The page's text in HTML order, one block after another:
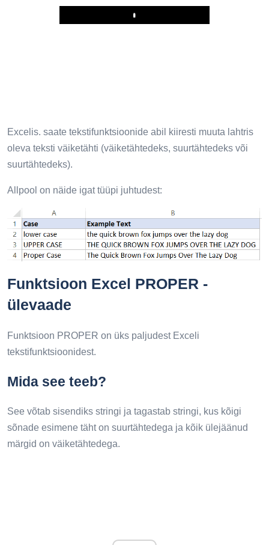
Play
Excelis. saate tekstifunktsioonide abil kiiresti muuta lahtris
oleva teksti väiketähti (väiketähtedeks, suurtähtedeks või
suurtähtedeks).
Allpool on näide igat tüüpi juhtudest:
Funktsioon Excel PROPER -
ülevaade
Funktsioon PROPER on üks paljudest Exceli
tekstifunktsioonidest.
Mida see teeb?
See võtab sisendiks stringi ja tagastab stringi, kus kõigi
sõnade esimene täht on suurtähtedega ja kõik ülejäänud
märgid on väiketähtedega.